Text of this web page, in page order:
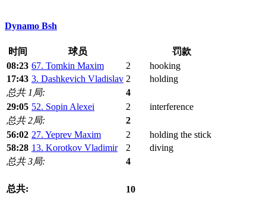
Dynamo Bsh
时间 球员
罚款
08:23 67. Tomkin Maxim 2
hooking
17:43 3. Dashkevich Vladislav 2
holding
总共 1局:
4
29:05 52. Sopin Alexei 2
interference
总共 2局:
2
56:02 27. Yeprev Maxim 2
holding the stick
58:28 13. Korotkov Vladimir 2
diving
总共 3局:
4
总共: 10